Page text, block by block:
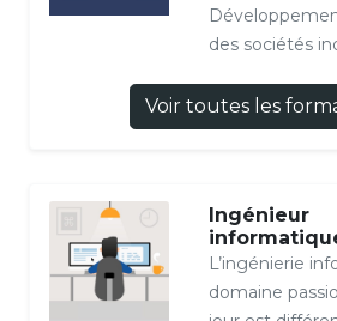
des sociétés
Voir toutes les
Ingénieur
L’ingénierie
domaine